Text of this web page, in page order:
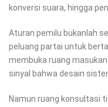
konversi suara, hingga
Aturan pemilu bukanlah
peluang partai untuk
membuka ruang
sinyal bahwa desain
Namun ruang konsultasi